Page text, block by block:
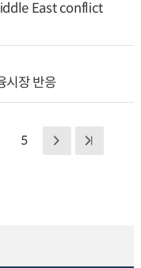
East conflict
시장 반응
5